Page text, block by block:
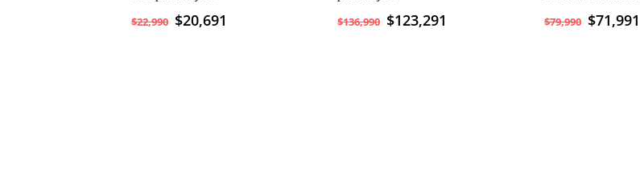
$22,990 $20,691 $136,990 $123,291 $79,990 $71,991